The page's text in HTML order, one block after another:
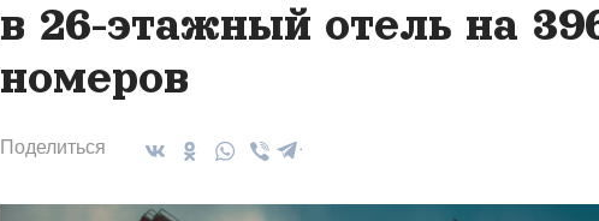
в 26-этажный отель на
номеров
Поделиться